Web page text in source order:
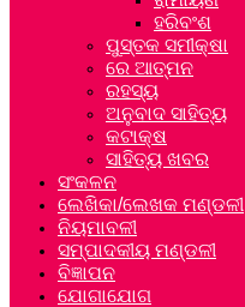
ହରିବଂଶ
ପୁସ୍ତକ ସମୀକ୍ଷା
ରେ ଆତ୍ମନ
ରହସ୍ୟ
ଅନୁବାଦ ସାହିତ୍ୟ
କଟାକ୍ଷ
ସାହିତ୍ୟ ଖବର
ସଂକଳନ
ଲେଖିକା/ଲେଖକ ମଣ୍ଡଳୀ
ନିୟମାବଳୀ
ସମ୍ପାଦକୀୟ ମଣ୍ଡଳୀ
ବିଜ୍ଞାପନ
ଯୋଗାଯୋଗ